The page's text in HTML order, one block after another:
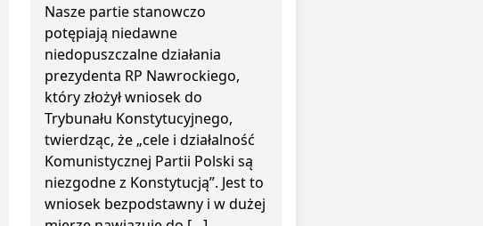
Nasze partie stanowczo
potępiają niedawne
niedopuszczalne działania
prezydenta RP Nawrockiego,
który złożył wniosek do
Trybunału Konstytucyjnego,
twierdząc, że „cele i działalność
Komunistycznej Partii Polski są
niezgodne z Konstytucją”. Jest to
wniosek bezpodstawny i w dużej